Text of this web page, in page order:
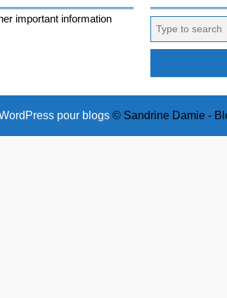
important information
for:
pour blogs© Sandrine Damie -